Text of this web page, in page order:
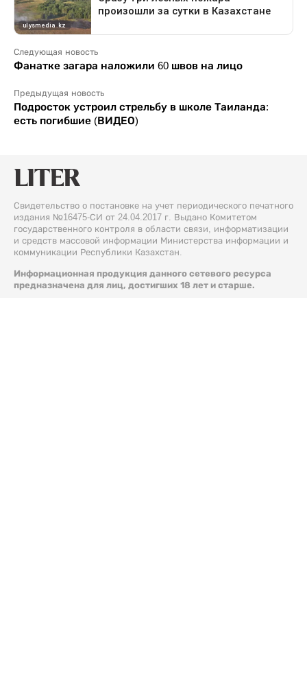
Следующая новость
Фанатке загара наложили 60 швов на лицо
Предыдущая новость
Подросток устроил стрельбу в школе Таиланда:
есть погибшие (ВИДЕО)
Свидетельство о постановке на учет периодического печатного
издания №16475-СИ от 24.04.2017 г. Выдано Комитетом
государственного контроля в области связи, информатизации
и средств массовой информации Министерства информации и
коммуникации Республики Казахстан.
Информационная продукция данного сетевого ресурса
предназначена для лиц, достигших 18 лет и старше.